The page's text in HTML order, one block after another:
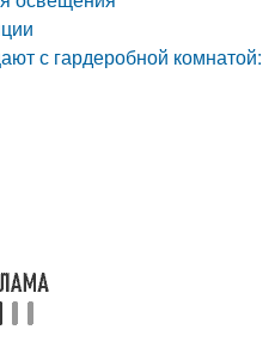
с гардеробной комнатой: